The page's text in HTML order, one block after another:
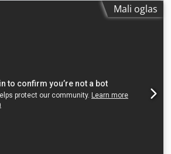
Mali oglas